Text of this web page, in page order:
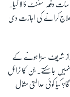
دفعہ اسٹنٹ ڈالا گیا۔
علاج کرانے کی اجازت دی
شریف سزا ہونے کے
جا سکتے۔ جن کا ٹرائل
کیا کوئی عدالتی مثال